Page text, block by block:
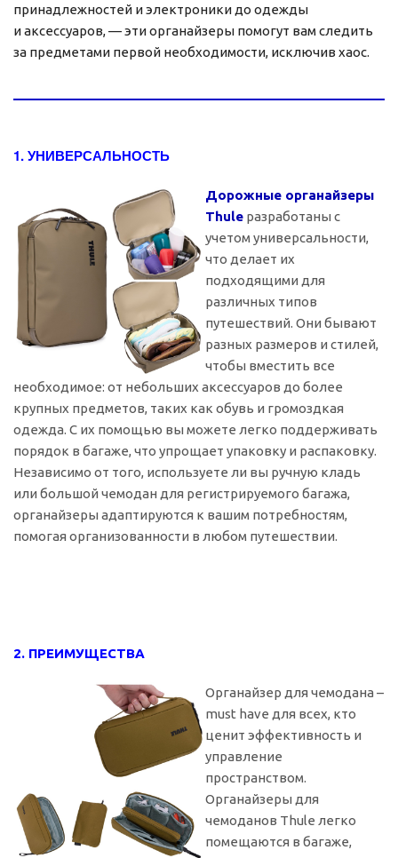
принадлежностей и электроники до одежды
и аксессуаров, — эти органайзеры помогут вам следить
за предметами первой необходимости, исключив хаос.
1. УНИВЕРСАЛЬНОСТЬ
Дорожные органайзеры
Thule разработаны с
учетом универсальности,
что делает их
подходящими для
различных типов
путешествий. Они бывают
разных размеров и стилей,
чтобы вместить все
необходимое: от небольших аксессуаров до более
крупных предметов, таких как обувь и громоздкая
одежда. С их помощью вы можете легко поддерживать
порядок в багаже, что упрощает упаковку и распаковку.
Независимо от того, используете ли вы ручную кладь
или большой чемодан для регистрируемого багажа,
органайзеры адаптируются к вашим потребностям,
помогая организованности в любом путешествии.
2. ПРЕИМУЩЕСТВА
Органайзер для чемодана –
must have для всех, кто
ценит эффективность и
управление
пространством.
Органайзеры для
чемоданов Thule легко
помещаются в багаже,